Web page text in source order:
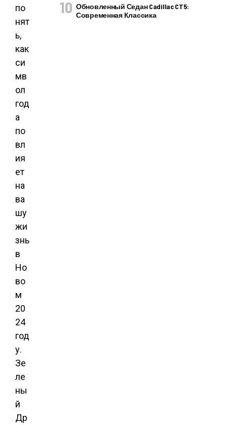
по
нят
ь,
как
си
мв
ол
год
а
по
вл
ия
ет
на
ва
шу
жи
знь
в
Но
во
м
20
24
год
у.
Зе
ле
ны
й
Др
Обновленный Седан Cadillac CT5:
Современная Классика